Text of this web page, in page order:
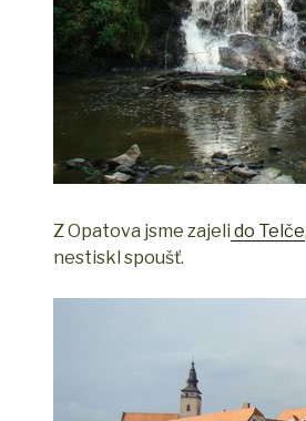
Z Opatova jsme zajeli do Telče
nestiskl spoušť.